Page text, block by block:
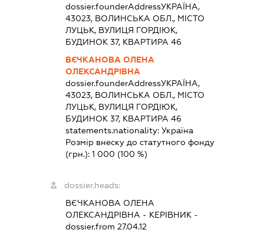
dossier.founderAddressУКРАЇНА,
43023, ВОЛИНСЬКА ОБЛ., МІСТО
ЛУЦЬК, ВУЛИЦЯ ГОРДІЮК,
БУДИНОК 37, КВАРТИРА 46
ВЄЧКАНОВА ОЛЕНА
ОЛЕКСАНДРІВНА
dossier.founderAddressУКРАЇНА,
43023, ВОЛИНСЬКА ОБЛ., МІСТО
ЛУЦЬК, ВУЛИЦЯ ГОРДІЮК,
БУДИНОК 37, КВАРТИРА 46
statements.nationality:Україна
Розмір внеску до статутного фонду
(грн.):1 000 (100 %)
dossier.heads:
ВЄЧКАНОВА ОЛЕНА
ОЛЕКСАНДРІВНА - КЕРІВНИК -
dossier.from 27.04.12